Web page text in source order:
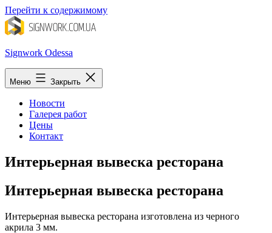
Перейти к содержимому
Signwork Odessa
Меню Закрыть
Новости
Галерея работ
Цены
Контакт
Интерьерная вывеска ресторана
Интерьерная вывеска ресторана
Интерьерная вывеска ресторана изготовлена из черного
акрила 3 мм.